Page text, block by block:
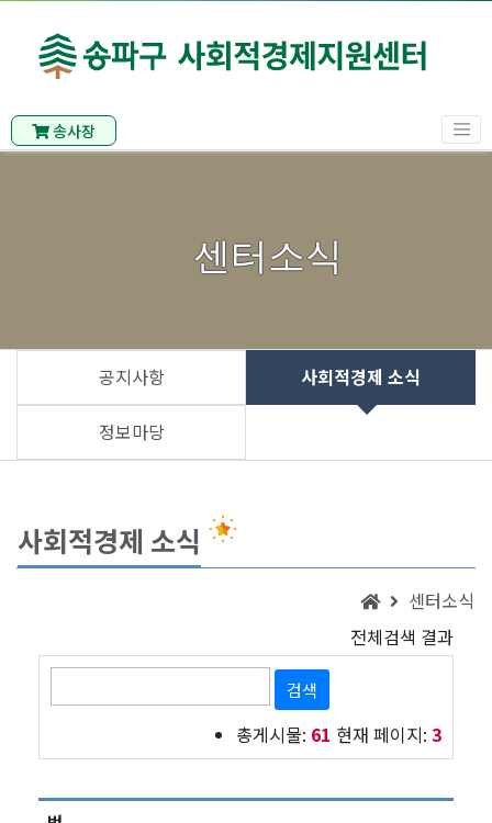
송사장
센터소식
공지사항 사회적경제 소식
정보마당
사회적경제 소식
센터소식
전체검색 결과
검색
총게시물: 61 현재 페이지: 3